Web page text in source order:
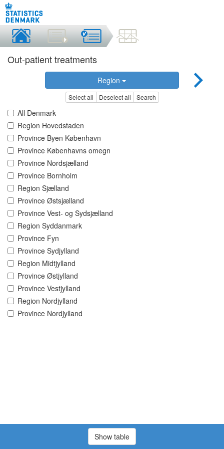
Out-patient treatments
Region
Select all Deselect all Search
All Denmark
Region Hovedstaden
Province Byen København
Province Københavns omegn
Province Nordsjælland
Province Bornholm
Region Sjælland
Province Østsjælland
Province Vest- og Sydsjælland
Region Syddanmark
Province Fyn
Province Sydjylland
Region Midtjylland
Province Østjylland
Province Vestjylland
Region Nordjylland
Province Nordjylland
Show table